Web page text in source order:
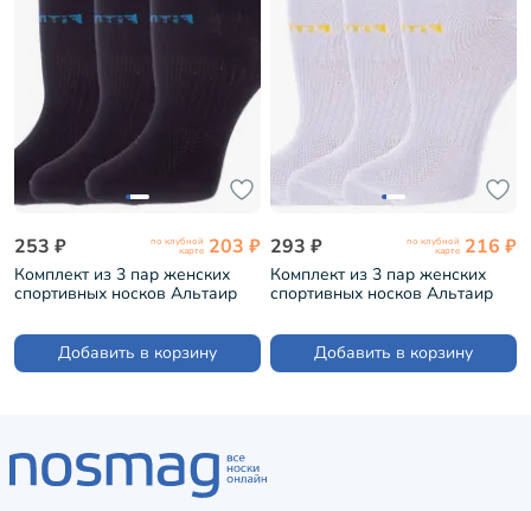
253 ₽ по клубной
карте 203 ₽
Комплект из 3 пар женских
спортивных носков Альтаир
Добавить в корзину
293 ₽ по клубной
карте 216 ₽
Комплект из 3 пар женских
спортивных носков Альтаир
Добавить в корзину